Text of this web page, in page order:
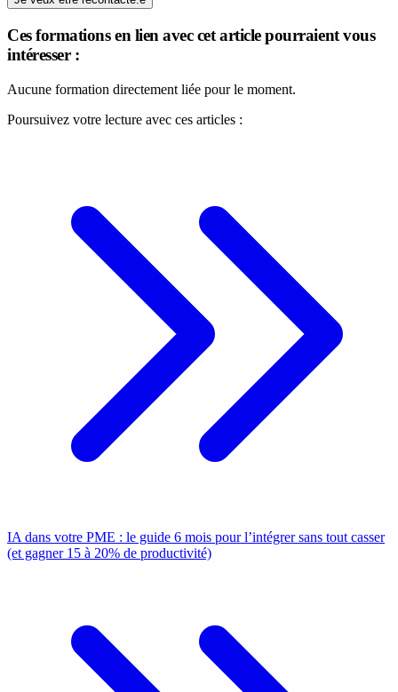
Ces formations en lien avec cet article pourraient vous
intéresser :
Aucune formation directement liée pour le moment.
Poursuivez votre lecture avec ces articles :
IA dans votre PME : le guide 6 mois pour l’intégrer sans tout casser
(et gagner 15 à 20% de productivité)